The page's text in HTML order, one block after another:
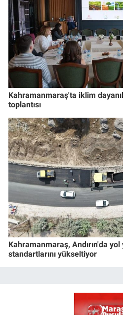
Kahramanmaraş'ta iklim
toplantısı
Kahramanmaraş, Andırın'da yol
standartlarını yükseltiyor